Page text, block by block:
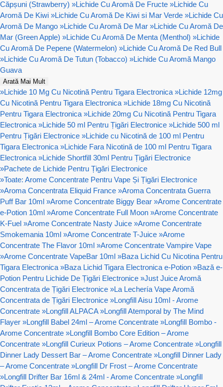
Căpșuni (Strawberry) »Lichide Cu Aromă De Fructe »Lichide Cu
Aromă De Kiwi »Lichide Cu Aromă De Kiwi si Mar Verde »Lichide Cu
Aromă De Mango »Lichide Cu Aromă De Mar »Lichide Cu Aromă De
Mar (Green Apple) »Lichide Cu Aromă De Menta (Menthol) »Lichide
Cu Aromă De Pepene (Watermelon) »Lichide Cu Aromă De Red Bull
»Lichide Cu Aromă De Tutun (Tobacco) »Lichide Cu Aromă Mango
Guava
Arată Mai Mult
»Lichide 10 Mg Cu Nicotină Pentru Tigara Electronica »Lichide 12mg
Cu Nicotină Pentru Tigara Electronica »Lichide 18mg Cu Nicotină
Pentru Tigara Electronica »Lichide 20mg Cu Nicotină Pentru Tigara
Electronica »Lichide 50 ml Pentru Țigări Electronice »Lichide 500 ml
Pentru Țigări Electronice »Lichide cu Nicotină de 100 ml Pentru
Tigara Electronica »Lichide Fara Nicotină de 100 ml Pentru Tigara
Electronica »Lichide Shortfill 30ml Pentru Țigări Electronice
»Pachete de Lichide Pentru Țigări Electronice
»Toate: Arome Concentrate Pentru Vape Și Țigări Electronice
»Aroma Concentrata Eliquid France »Aroma Concentrata Guerra
Puff Bar 10ml »Arome Concentrate Biggy Bear »Arome Concentrate
e-Potion 10ml »Arome Concentrate Full Moon »Arome Concentrate
K-Fuel »Arome Concentrate Nasty Juice »Arome Concentrate
Smokemania 10ml »Arome Concentrate T-Juice »Arome
Concentrate The Flavor 10ml »Arome Concentrate Vampire Vape
»Arome Concentrate VapeBar 10ml »Baza Lichid Cu Nicotina Pentru
Tigara Electronica »Baza Lichid Tigara Electronica e-Potion »Bază e-
Potion Pentru Lichide De Țigări Electronice »Just Juice Aromă
Concentrata de Țigări Electronice »La Lechería Vape Aromă
Concentrata de Țigări Electronice »Longfill Aisu 10ml - Arome
Concentrate »Longfill ALPACA »Longfill Atemporal by The Mind
Flayer »Longfill Babel 24ml – Arome Concentrate »Longfill Bombo -
Arome Concentrate »Longfill Bombo Core Edition – Arome
Concentrate »Longfill Curieux Potions – Arome Concentrate »Longfill
Dinner Lady Dessert Bar – Arome Concentrate »Longfill Dinner Lady
– Arome Concentrate »Longfill Dr Frost – Arome Concentrate
»Longfill Drifter Bar 16ml & 24ml - Arome Concentrate »Longfill